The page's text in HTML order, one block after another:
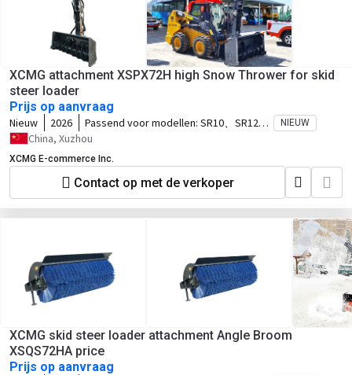
XCMG attachment XSPX72H high Snow Thrower for skid
steer loader
Prijs op aanvraag
Nieuw 2026 Passend voor modellen: SR10、SR12、
SV10、SV12、TV10、TV12
NIEUW
China, Xuzhou
XCMG E-commerce Inc.
Contact op met de verkoper
XCMG skid steer loader attachment Angle Broom
XSQS72HA price
Prijs op aanvraag